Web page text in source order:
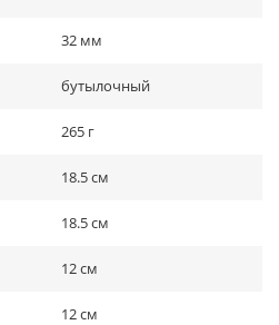
32 мм
бутылочный
265 г
18.5 см
18.5 см
12 см
12 см